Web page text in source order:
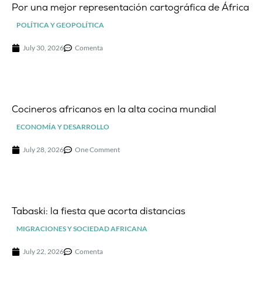
Por una mejor representación cartográfica de África
POLÍTICA Y GEOPOLÍTICA
July 30, 2026 Comenta
Cocineros africanos en la alta cocina mundial
ECONOMÍA Y DESARROLLO
July 28, 2026 One Comment
Tabaski: la fiesta que acorta distancias
MIGRACIONES Y SOCIEDAD AFRICANA
July 22, 2026 Comenta